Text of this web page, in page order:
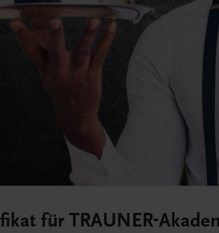
👨🏻‍🍳 Live-